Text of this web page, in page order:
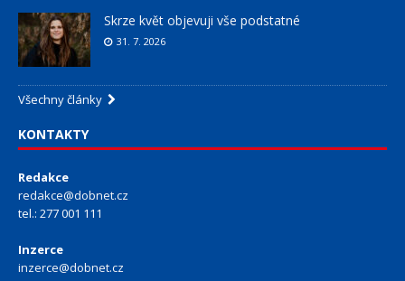
Skrze květ objevuji vše podstatné
31. 7. 2026
Všechny články
KONTAKTY
Redakce
redakce@dobnet.cz
tel.: 277 001 111
Inzerce
inzerce@dobnet.cz